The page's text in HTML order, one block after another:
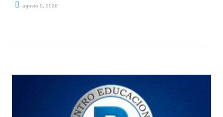
agosto 9, 2026